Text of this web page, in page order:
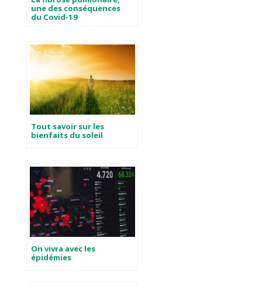
une des conséquences
du Covid-19
Tout savoir sur les
bienfaits du soleil
On vivra avec les
épidémies